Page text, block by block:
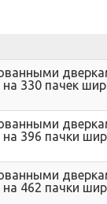
330 пачек
396 пачки
462 пачки